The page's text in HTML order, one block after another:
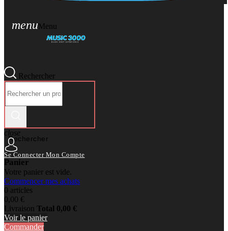
menuMenu
Rechercher
Rechercher
close
Se Connecter Mon Compte
Panier
Votre panier est vide.
Commencer mes achats
0 articles
0,00 €
Livraison Total 0,00 €
Voir le panier
Commander